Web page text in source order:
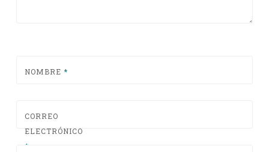
NOMBRE *
CORREO
ELECTRÓNICO
*